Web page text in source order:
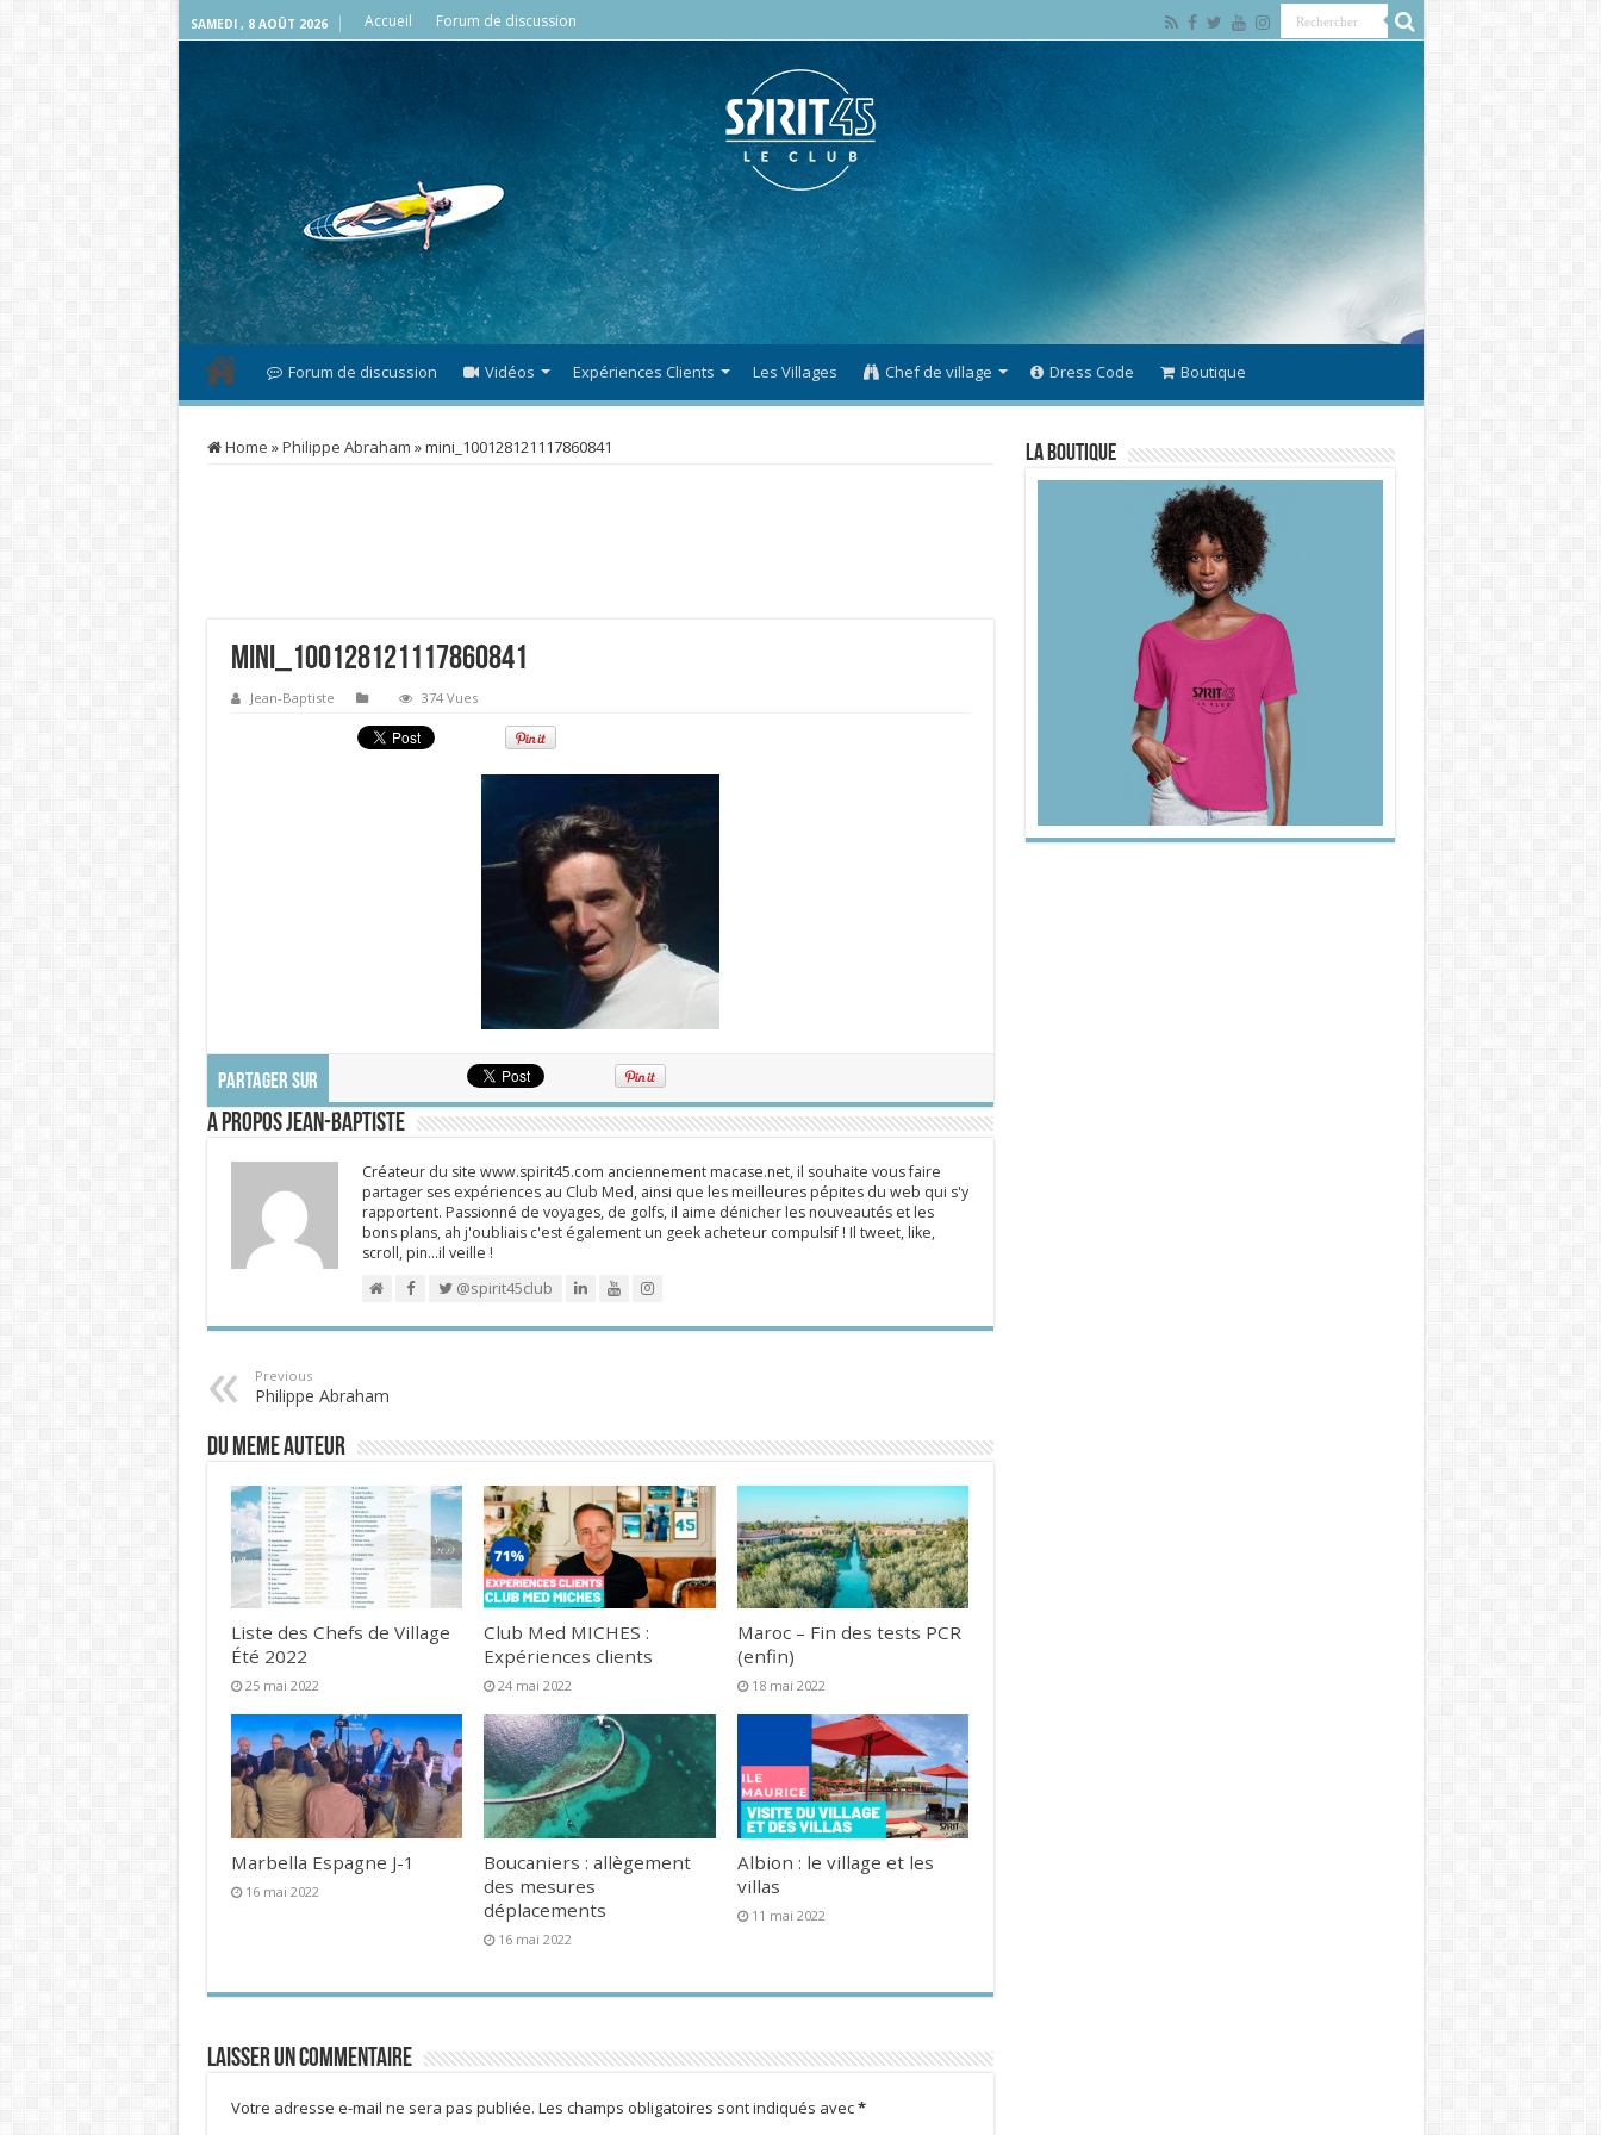
SAMEDI , 8 AOÛT 2026 Accueil Forum de discussion
Forum de discussion Vidéos Expériences Clients Les Villages Chef de village Dress Code Boutique
Home »Philippe Abraham »mini_100128121117860841
mini_100128121117860841
Jean-Baptiste 374 Vues
PARTAGER SUR
A propos Jean-Baptiste
Créateur du site www.spirit45.com anciennement macase.net, il souhaite vous faire
partager ses expériences au Club Med, ainsi que les meilleures pépites du web qui s'y
rapportent. Passionné de voyages, de golfs, il aime dénicher les nouveautés et les
bons plans, ah j'oubliais c'est également un geek acheteur compulsif ! Il tweet, like,
scroll, pin…il veille !
@spirit45club
Previous
Philippe Abraham
DU MEME AUTEUR
Liste des Chefs de Village
Été 2022
25 mai 2022
Club Med MICHES :
Expériences clients
24 mai 2022
Maroc – Fin des tests PCR
(enfin)
18 mai 2022
Marbella Espagne J-1
16 mai 2022
Boucaniers : allègement
des mesures
déplacements
16 mai 2022
Albion : le village et les
villas
11 mai 2022
Laisser un commentaire
Votre adresse e-mail ne sera pas publiée. Les champs obligatoires sont indiqués avec*
La Boutique